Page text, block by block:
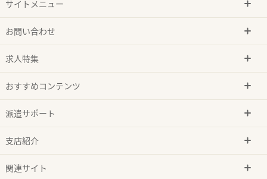
サイトメニュー
お問い合わせ
求人特集
おすすめコンテンツ
派遣サポート
支店紹介
関連サイト